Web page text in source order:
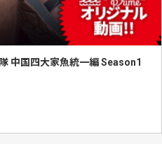
中国四大家魚統一編 Season1